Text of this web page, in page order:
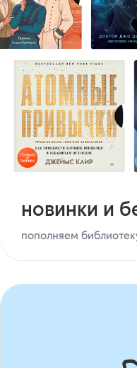
новинки и
пополняем